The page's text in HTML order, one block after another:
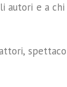
autori e a